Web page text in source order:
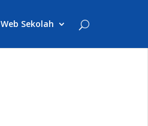
Web Sekolah